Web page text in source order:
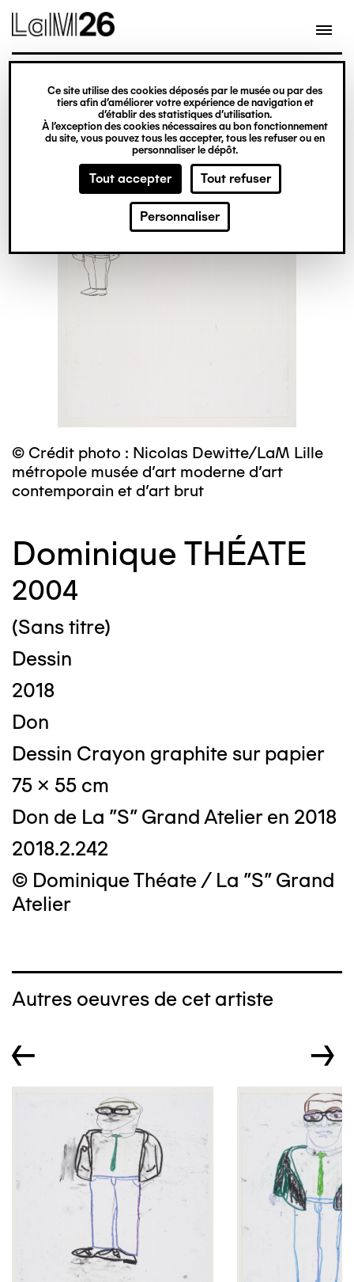
Gestion des cookies
Ce site utilise des cookies déposés par le musée ou par des
tiers afin d’améliorer votre expérience de navigation et
d’établir des statistiques d’utilisation.
À l’exception des cookies nécessaires au bon fonctionnement
du site, vous pouvez tous les accepter, tous les refuser ou en
personnaliser le dépôt.
Tout accepter Tout refuser
Personnaliser
contenu
© Crédit photo : Nicolas Dewitte/LaM Lille
métropole musée d’art moderne d’art
contemporain et d’art brut
Dominique THÉATE
2004
(Sans titre)
Dessin
2018
Don
Dessin Crayon graphite sur papier
75 x 55 cm
Don de La "S" Grand Atelier en 2018
2018.2.242
© Dominique Théate / La "S" Grand
Atelier
Autres oeuvres de cet artiste
← →